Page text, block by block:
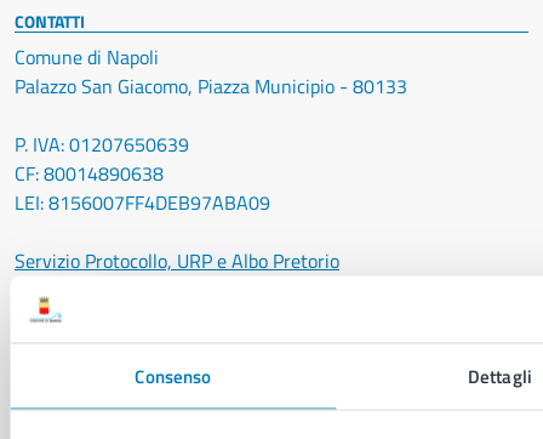
Consenso Dettagli
CONTATTI
Comune di Napoli
Palazzo San Giacomo, Piazza Municipio - 80133
P. IVA: 01207650639
CF: 80014890638
LEI: 8156007FF4DEB97ABA09
Servizio Protocollo, URP e Albo Pretorio
PEC:
Centralino unico: